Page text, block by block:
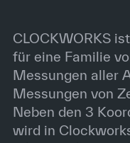
CLOCKWORKS
für eine Familie
Messungen aller
Messungen von
Neben den 3
wird in